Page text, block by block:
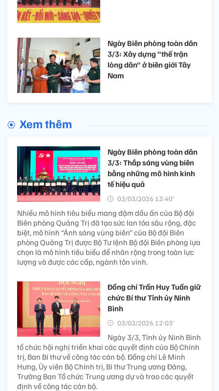
Ngày Biên phòng toàn dân
3/3: Xây dựng "thế trận
lòng dân" ở biên giới Tây
Nam
Xem thêm
Ngày Biên phòng toàn dân
3/3: Thắp sáng vùng biên
bằng những mô hình kinh
tế hiệu quả
03/03/2026 13:40’
Nhiều mô hình tiêu biểu mang đậm dấu ấn của Bộ đội
Biên phòng Quảng Trị đã tạo sức lan tỏa sâu rộng, đặc
biệt, mô hình “Ánh sáng vùng biên” của Bộ đội Biên
phòng Quảng Trị được Bộ Tư lệnh Bộ đội Biên phòng lựa
chọn là mô hình tiêu biểu để nhân rộng trong toàn lực
lượng và được các cấp, ngành tôn vinh.
Đồng chí Trần Huy Tuấn giữ
chức Bí thư Tỉnh ủy Ninh
Bình
03/03/2026 12:03’
Ngày 3/3, Tỉnh ủy Ninh Bình
tổ chức hội nghị triển khai các quyết định của Bộ Chính
trị, Ban Bí thư về công tác cán bộ. Đồng chí Lê Minh
Hưng, Ủy viên Bộ Chính trị, Bí thư Trung ương Đảng,
Trưởng Ban Tổ chức Trung ương dự và trao các quyết
định về công tác cán bộ.